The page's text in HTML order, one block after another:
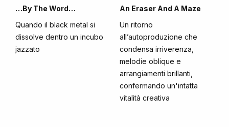
…By The Word…
Quando il black metal si
dissolve dentro un incubo
jazzato
An Eraser And A Maze
Un ritorno
all’autoproduzione che
condensa irriverenza,
melodie oblique e
arrangiamenti brillanti,
confermando un'intatta
vitalità creativa